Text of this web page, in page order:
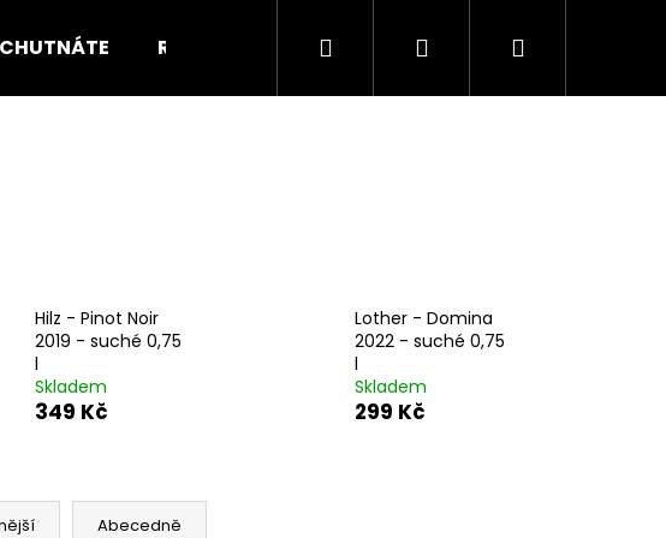
REKLAMNÍ VÍNO-PŘEDMĚTY KONTAKTY
Hledat PřihlášeníNákupní
Hilz - Pinot Noir
2019 - suché 0,75
l
Skladem
349 Kč
Lother - Domina
2022 - suché 0,75
l
Skladem
299 Kč
Abecedně